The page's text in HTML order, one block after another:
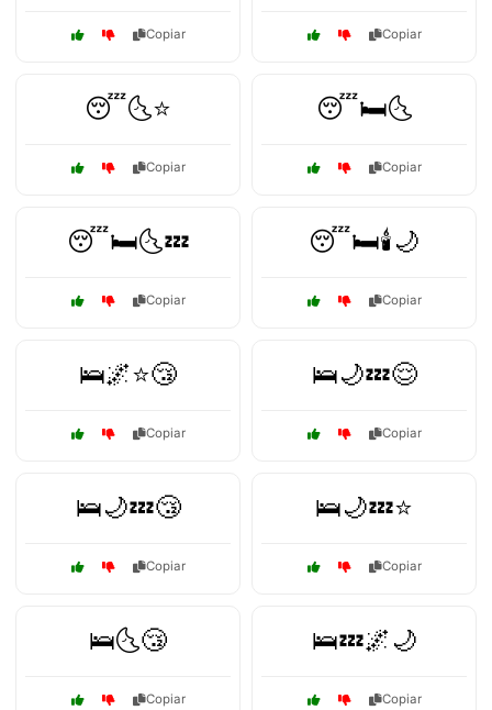
Copiar Copiar
😴🌜⭐
Copiar
😴🛏️🌜
Copiar
😴🛏️🌜💤
Copiar
😴🛏️🕯️🌙
Copiar
🛌🌌⭐😴
Copiar
🛌🌙💤😌
Copiar
🛌🌙💤😴
Copiar
🛌🌙💤⭐
Copiar
🛌🌜😴
Copiar
🛌💤🌌🌙
Copiar